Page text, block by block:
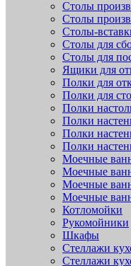
Столы
Столы
Столы-
Столы для
Столы для
Ящики для
Полки для
Полки для
Полки
Полки
Полки
Полки
Моечные
Моечные
Моечные
Моечные
Котломойки
Рукомойники
Шкафы
Стеллажи
Стеллажи